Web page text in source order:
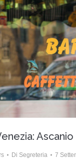
Di Segreteria 7